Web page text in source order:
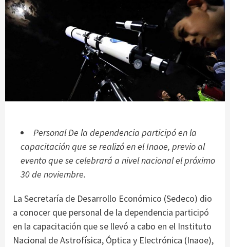
Personal De la dependencia participó en la
capacitación que se realizó en el Inaoe, previo al
evento que se celebrará a nivel nacional el próximo
30 de noviembre.
La Secretaría de Desarrollo Económico (Sedeco) dio
a conocer que personal de la dependencia participó
en la capacitación que se llevó a cabo en el Instituto
Nacional de Astrofísica, Óptica y Electrónica (Inaoe),